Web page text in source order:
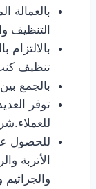
بالعمالة
التنظيف
تنظيف
بالجمع
توفر
للحصول
الأتربة
والجراثيم